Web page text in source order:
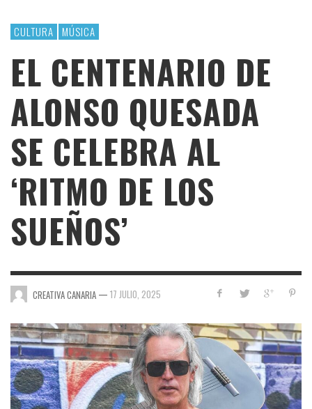
CULTURA MÚSICA
EL CENTENARIO DE
ALONSO QUESADA
SE CELEBRA AL
‘RITMO DE LOS
SUEÑOS’
CREATIVA CANARIA — 17 JULIO, 2025